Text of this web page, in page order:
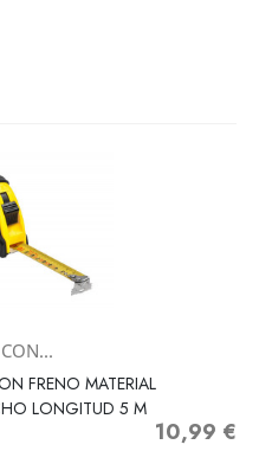
FRENO MATERIAL
LONGITUD 5 M
Precio
10,99 €